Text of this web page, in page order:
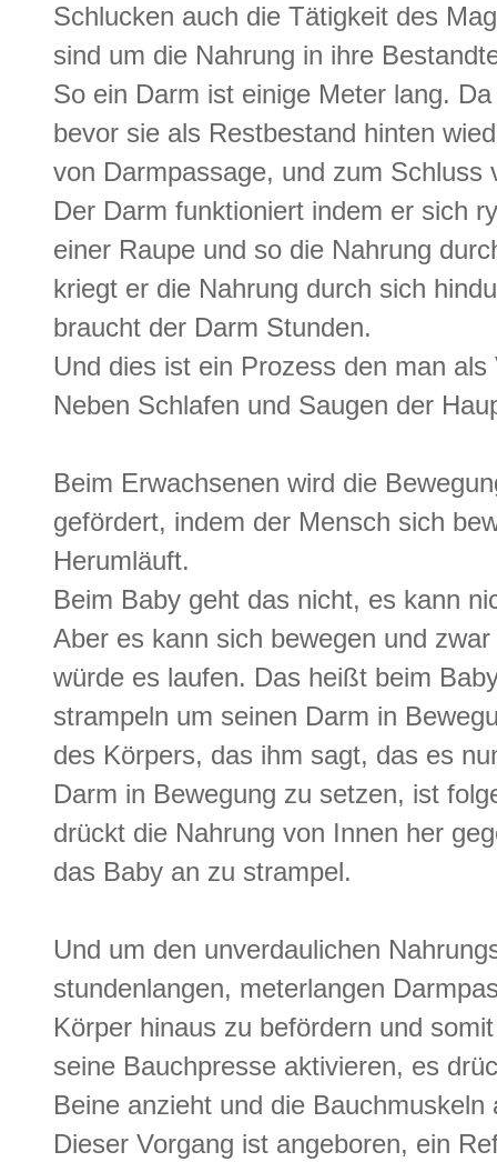
Schlucken auch die Tätigkeit des
sind um die Nahrung in ihre
So ein Darm ist einige Meter lang.
bevor sie als Restbestand hinten
von Darmpassage, und zum Schluss
Der Darm funktioniert indem er sich
einer Raupe und so die Nahrung
kriegt er die Nahrung durch sich
braucht der Darm Stunden.
Und dies ist ein Prozess den man
Neben Schlafen und Saugen der
Beim Erwachsenen wird die
gefördert, indem der Mensch sich
Herumläuft.
Beim Baby geht das nicht, es kann
Aber es kann sich bewegen und
würde es laufen. Das heißt beim
strampeln um seinen Darm in
des Körpers, das ihm sagt, das es
Darm in Bewegung zu setzen, ist
drückt die Nahrung von Innen her
das Baby an zu strampel.
Und um den unverdaulichen
stundenlangen, meterlangen
Körper hinaus zu befördern und
seine Bauchpresse aktivieren, es
Beine anzieht und die Bauchmuskeln
Dieser Vorgang ist angeboren, ein